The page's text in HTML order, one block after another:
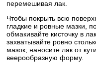
перемешивая лак.
Чтобы покрыть всю
гладкие и ровные мазки,
обмакивайте кисточку в
захватывайте ровно
мазок; наносите лак от
веерообразную форму.